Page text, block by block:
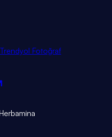
Trendyol Fotoğraf